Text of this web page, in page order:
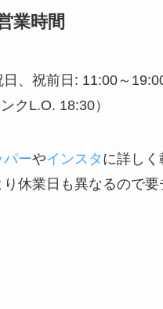
業時間
日、祝前日: 11:00～
クL.O. 18:30）
パーやインスタ に詳しく
り休業日も異なるので